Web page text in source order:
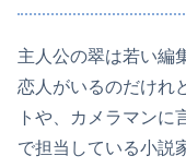
主人公の翠は若い編
恋人がいるのだけれ
トや、カメラマンに
で担当している小説